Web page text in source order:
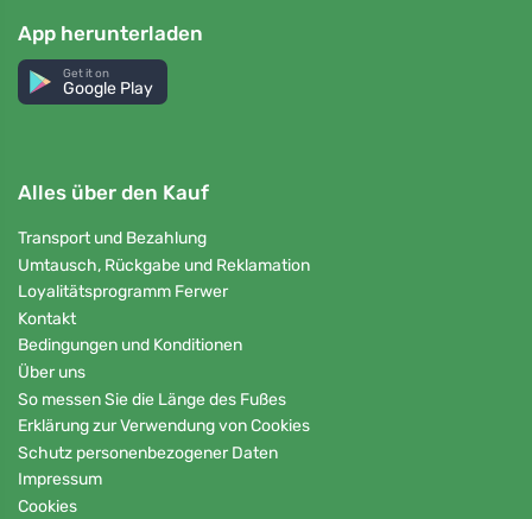
App herunterladen
Get it on
Google Play
Alles über den Kauf
Transport und Bezahlung
Umtausch, Rückgabe und Reklamation
Loyalitätsprogramm Ferwer
Kontakt
Bedingungen und Konditionen
Über uns
So messen Sie die Länge des Fußes
Erklärung zur Verwendung von Cookies
Schutz personenbezogener Daten
Impressum
Cookies